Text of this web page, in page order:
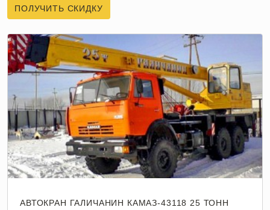
ПОЛУЧИТЬ СКИДКУ
АВТОКРАН ГАЛИЧАНИН КАМАЗ-43118 25 ТОНН